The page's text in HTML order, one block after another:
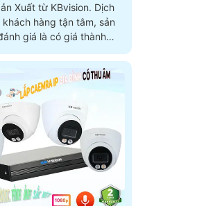
Xuất từ KBvision. Dịch
hàng tận tâm, sản
giá là có giá thành